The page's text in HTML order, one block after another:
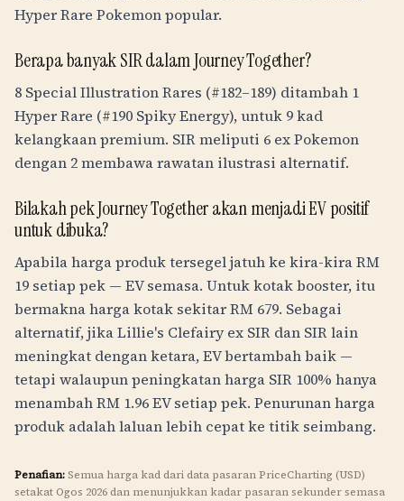
Hyper Rare Pokemon popular.
Berapa banyak SIR dalam Journey Together?
8 Special Illustration Rares (#182–189) ditambah 1
Hyper Rare (#190 Spiky Energy), untuk 9 kad
kelangkaan premium. SIR meliputi 6 ex Pokemon
dengan 2 membawa rawatan ilustrasi alternatif.
Bilakah pek Journey Together akan menjadi EV positif
untuk dibuka?
Apabila harga produk tersegel jatuh ke kira-kiraRM
19 setiap pek — EV semasa. Untuk kotak booster, itu
bermakna harga kotak sekitarRM 679. Sebagai
alternatif, jika Lillie's Clefairy ex SIR dan SIR lain
meningkat dengan ketara, EV bertambah baik —
tetapi walaupun peningkatan harga SIR 100% hanya
menambahRM 1.96EV setiap pek. Penurunan harga
produk adalah laluan lebih cepat ke titik seimbang.
Penafian: Semua harga kad dari data pasaran PriceCharting (USD)
setakat Ogos 2026 dan menunjukkan kadar pasaran sekunder semasa